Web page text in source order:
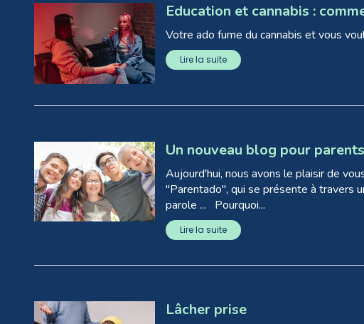
Education et cannabis :
Votre ado fume du cannabis et vous
Lire la suite
Un nouveau blog pour
Aujourd'hui, nous avons le plaisir de
"Parentado", qui se présente à travers
parole ... Pourquoi...
Lire la suite
Lâcher prise